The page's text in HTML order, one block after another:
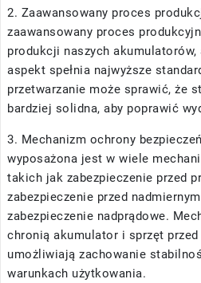
2. Zaawansowany proces
zaawansowany proces
produkcji naszych akumulatorów,
aspekt spełnia najwyższe
przetwarzanie może sprawić, że
bardziej solidna, aby poprawić
3. Mechanizm ochrony
wyposażona jest w wiele
takich jak zabezpieczenie przed
zabezpieczenie przed
zabezpieczenie nadprądowe.
chronią akumulator i sprzęt
umożliwiają zachowanie
warunkach użytkowania.